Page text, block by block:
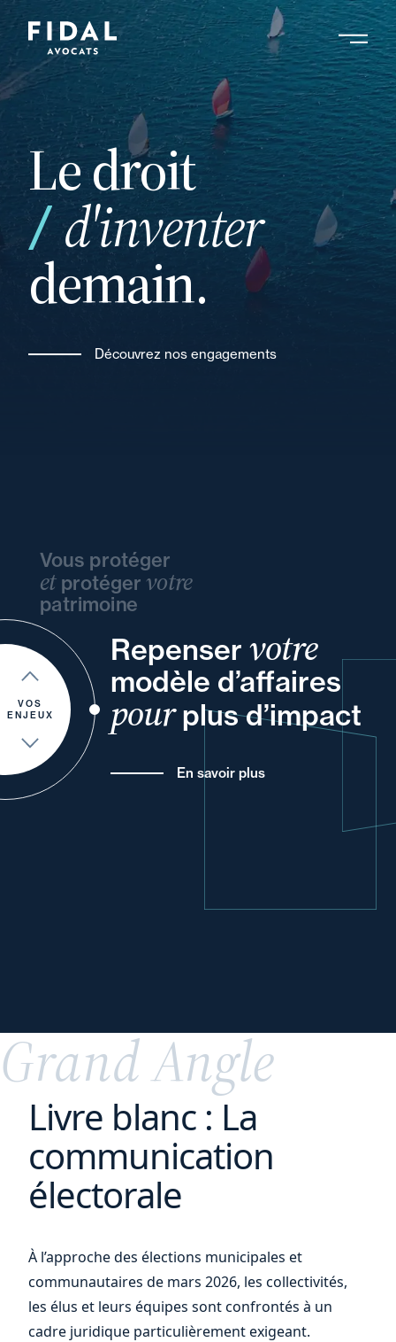
Aller
au
contenu
principalRechercher un mot clé, un professionnel ....
Le droit
d'inventer
demain.
Découvrez nos engagements
VOS
ENJEUX
Vous protéger
etprotéger votre
patrimoine
Repenser votre
modèle d’affaires
pourplus d’impact
En savoir plus
à
vos
de
vos
et
et
de vos
et
vos
ouet
vos
Grand Angle
Livre blanc : La
communication
électorale
À l’approche des élections municipales et
communautaires de mars 2026, les collectivités,
les élus et leurs équipes sont confrontés à un
cadre juridique particulièrement exigeant.